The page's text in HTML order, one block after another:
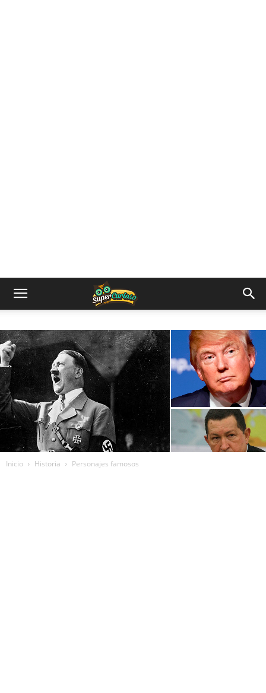
Inicio Historia Personajes famosos